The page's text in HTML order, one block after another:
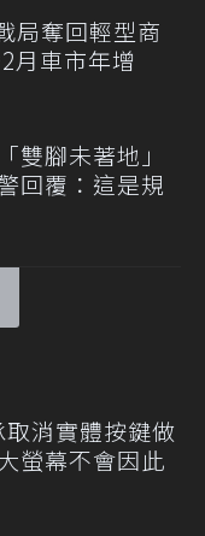
局奪回輕型商
月車市年增
雙腳未著地」
回覆：這是規
消實體按鍵做
螢幕不會因此